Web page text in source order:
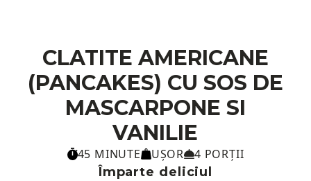
CLATITE AMERICANE
(PANCAKES) CU SOS DE
MASCARPONE SI
VANILIE
45 MINUTE UȘOR
4 PORȚII
Împarte deliciul